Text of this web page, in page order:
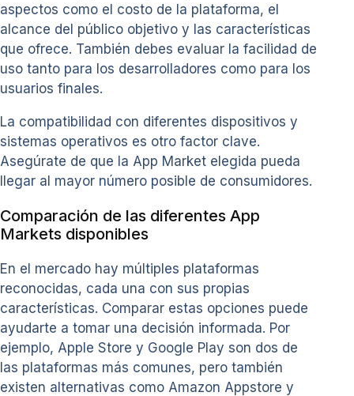
aspectos como el costo de la plataforma, el
alcance del público objetivo y las características
que ofrece. También debes evaluar la facilidad de
uso tanto para los desarrolladores como para los
usuarios finales.
La compatibilidad con diferentes dispositivos y
sistemas operativos es otro factor clave.
Asegúrate de que la App Market elegida pueda
llegar al mayor número posible de consumidores.
Comparación de las diferentes App
Markets disponibles
En el mercado hay múltiples plataformas
reconocidas, cada una con sus propias
características. Comparar estas opciones puede
ayudarte a tomar una decisión informada. Por
ejemplo, Apple Store y Google Play son dos de
las plataformas más comunes, pero también
existen alternativas como Amazon Appstore y